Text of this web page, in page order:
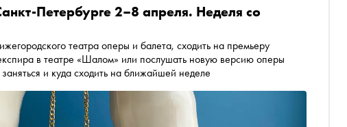
Петербурге 2–8 апреля. Неделя со
театра оперы и балета, сходить на премьеру
в театре «Шалом» или послушать новую версию оперы
и куда сходить на ближайшей неделе